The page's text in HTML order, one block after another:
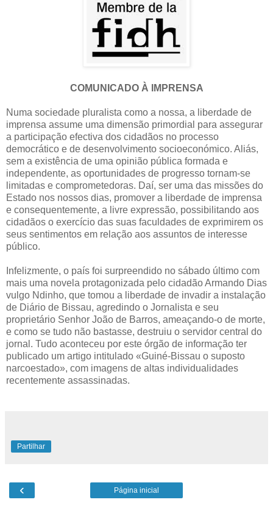
COMUNICADO À IMPRENSA
Numa sociedade pluralista como a nossa, a liberdade de
imprensa assume uma dimensão primordial para assegurar
a participação efectiva dos cidadãos no processo
democrático e de desenvolvimento socioeconómico. Aliás,
sem a existência de uma opinião pública formada e
independente, as oportunidades de progresso tornam-se
limitadas e comprometedoras. Daí, ser uma das missões do
Estado nos nossos dias, promover a liberdade de imprensa
e consequentemente, a livre expressão, possibilitando aos
cidadãos o exercício das suas faculdades de exprimirem os
seus sentimentos em relação aos assuntos de interesse
público.
Infelizmente, o país foi surpreendido no sábado último com
mais uma novela protagonizada pelo cidadão Armando Dias
vulgo Ndinho, que tomou a liberdade de invadir a instalação
de Diário de Bissau, agredindo o Jornalista e seu
proprietário Senhor João de Barros, ameaçando-o de morte,
e como se tudo não bastasse, destruiu o servidor central do
jornal. Tudo aconteceu por este órgão de informação ter
publicado um artigo intitulado «Guiné-Bissau o suposto
narcoestado», com imagens de altas individualidades
recentemente assassinadas.
Partilhar
‹ Página inicial